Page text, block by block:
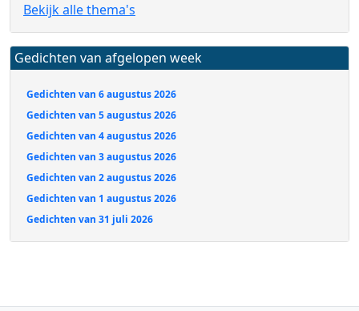
Bekijk alle thema's
Gedichten van afgelopen week
Gedichten van 6 augustus 2026
Gedichten van 5 augustus 2026
Gedichten van 4 augustus 2026
Gedichten van 3 augustus 2026
Gedichten van 2 augustus 2026
Gedichten van 1 augustus 2026
Gedichten van 31 juli 2026